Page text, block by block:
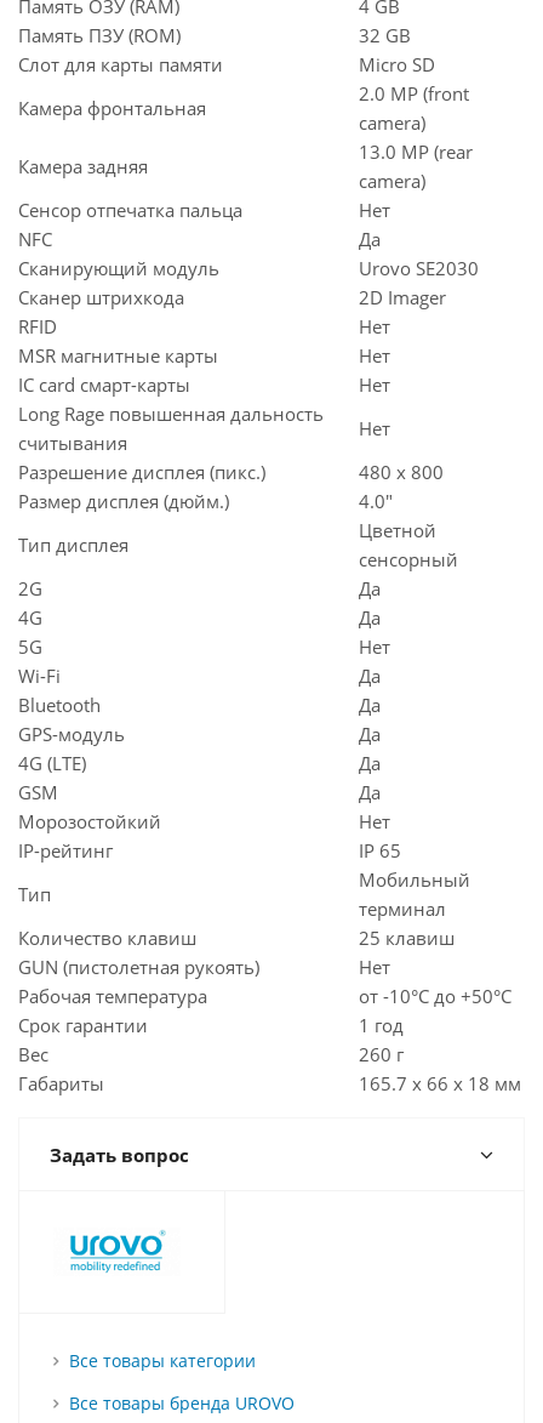
Память ОЗУ (RAM)
4 GB
Память ПЗУ (ROM)
32 GB
Слот для карты памяти
Micro SD
Камера фронтальная
2.0 MP (front
camera)
Камера задняя
13.0 MP (rear
camera)
Сенсор отпечатка пальца
Нет
NFC
Да
Сканирующий модуль
Urovo SE2030
Сканер штрихкода
2D Imager
RFID
Нет
MSR магнитные карты
Нет
IC card смарт-карты
Нет
Long Rage повышенная дальность
считывания
Нет
Разрешение дисплея (пикс.)
480 x 800
Размер дисплея (дюйм.)
4.0"
Тип дисплея
Цветной
сенсорный
2G
Да
4G
Да
5G
Нет
Wi-Fi
Да
Bluetooth
Да
GPS-модуль
Да
4G (LTE)
Да
GSM
Да
Морозостойкий
Нет
IP-рейтинг
IP 65
Тип
Мобильный
терминал
Количество клавиш
25 клавиш
GUN (пистолетная рукоять)
Нет
Рабочая температура
от -10°C до +50°C
Срок гарантии
1 год
Вес
260 г
Габариты
165.7 x 66 x 18 мм
Задать вопрос
Все товары категории
Все товары бренда UROVO